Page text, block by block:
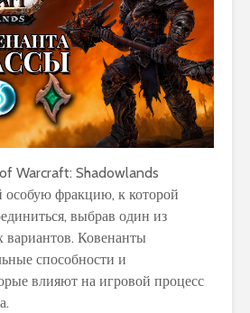
Warcraft: Shadowlands
особую фракцию, к которой
выбрав один из
вариантов. Ковенанты
способности и
влияют на игровой процесс